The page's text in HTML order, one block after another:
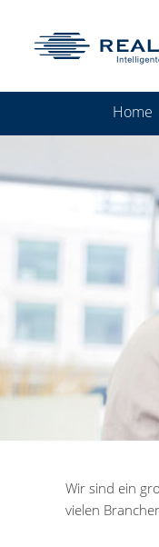
Home
Wir sind ein
vielen